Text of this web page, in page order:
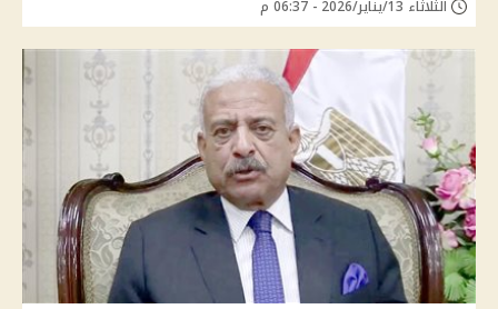
الثلاثاء 13/يناير/2026 - 06:37 م